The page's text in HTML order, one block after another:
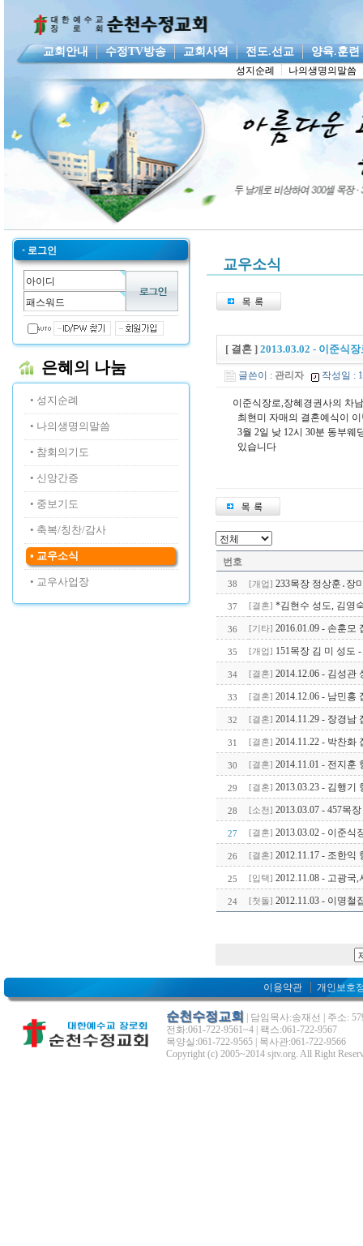
교회안내 수정TV방송 교회사역 전도.선교 양육.훈
성지순례 나의생명의말씀
• 로그인
은혜의 나눔
• 성지순례
• 나의생명의말씀
• 참회의기도
• 신앙간증
• 중보기도
• 축복/칭찬/감사
• 교우소식
• 교우사업장
교우소식
[ 결혼 ]2013.03.02 - 이준식
글쓴이 : 관리자 작성일 :
이준식장로,장혜경권사의 차
최현미 자매의 결혼예식이
3월 2일 낮 12시 30분 동부웨
있습니다
번호
38 [개업] 233목장 정상훈․장
37 [결혼] *김현수 성도, 김영
36 [기타] 2016.01.09 - 손훈모
35 [개업] 151목장 김 미 성도
34 [결혼] 2014.12.06 - 김성
33 [결혼] 2014.12.06 - 남민
32 [결혼] 2014.11.29 - 장경남
31 [결혼] 2014.11.22 - 박찬화
30 [결혼] 2014.11.01 - 전지훈
29 [결혼] 2013.03.23 - 김행기
28 [소천] 2013.03.07 - 457목
27 [결혼] 2013.03.02 - 이준
26 [결혼] 2012.11.17 - 조한
25 [입택] 2012.11.08 - 고광국
24 [첫돌] 2012.11.03 - 이명
이용약관 개인보호
순천수정교회 | 담임목사:송재선 | 주소:
전화:061-722-9561~4 | 팩스:061-722-9567
목양실:061-722-9565 | 목사관:061-722-9566
Copyright (c) 2005~2014 sjtv.org. All Right